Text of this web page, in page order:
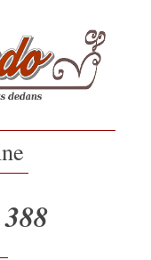
12/09/2019